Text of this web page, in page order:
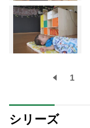
1
シリーズ